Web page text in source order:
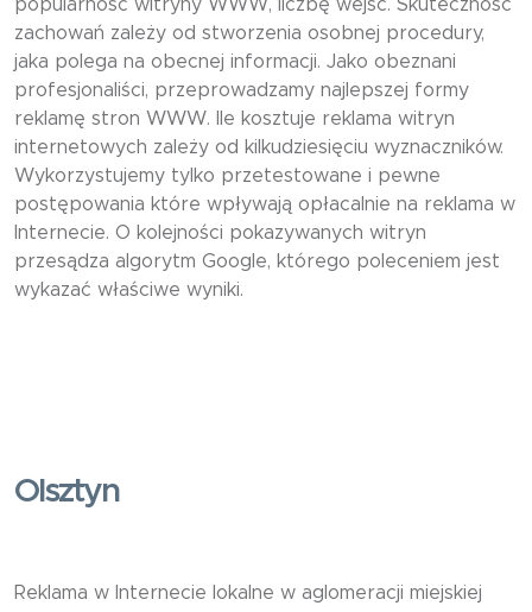
popularność witryny WWW, liczbę wejść. Skuteczność
zachowań zależy od stworzenia osobnej procedury,
jaka polega na obecnej informacji. Jako obeznani
profesjonaliści, przeprowadzamy najlepszej formy
reklamę stron WWW. Ile kosztuje reklama witryn
internetowych zależy od kilkudziesięciu wyznaczników.
Wykorzystujemy tylko przetestowane i pewne
postępowania które wpływają opłacalnie na reklama w
Internecie. O kolejności pokazywanych witryn
przesądza algorytm Google, którego poleceniem jest
wykazać właściwe wyniki.
Olsztyn
Reklama w Internecie lokalne w aglomeracji miejskiej